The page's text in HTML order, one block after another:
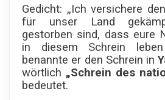
Gedicht: „Ich versichere
für unser Land
gestorben sind, dass eure
in diesem Schrein
benannte er den Schrein in
wörtlich „Schrein des
bedeutet.